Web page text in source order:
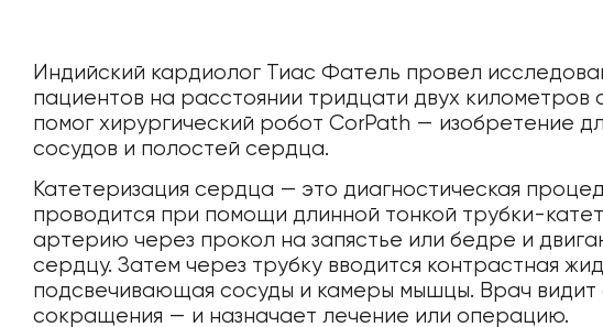
Индийский кардиолог Тиас Фатель провел
пациентов на расстоянии тридцати двух километров
помог хирургический робот CorPath — изобретение
сосудов и полостей сердца.
Катетеризация сердца — это диагностическая
проводится при помощи длинной тонкой трубки-
артерию через прокол на запястье или бедре и
сердцу. Затем через трубку вводится контрастная
подсвечивающая сосуды и камеры мышцы. Врач видит
сокращения — и назначает лечение или операцию.